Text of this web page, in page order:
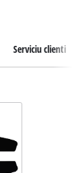
Serviciu clienti